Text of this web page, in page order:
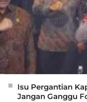
Isu Pergantian
Jangan Ganggu